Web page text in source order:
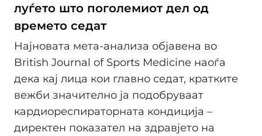
луѓето што поголемиот дел од
времето седат
Најновата мета-анализa објавена во
British Journal of Sports Medicine наоѓа
дека кај лица кои главно седат, кратките
вежби значително ја подобруваат
кардиореспираторната кондиција –
директен показател на здравјето на